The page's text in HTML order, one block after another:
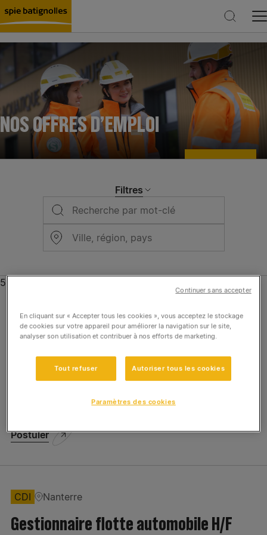
Rechercher
NOS OFFRES D’EMPLOI
Filtres
Aménagement Paysager
Groupe ETPO
Siège
Travaux publics
Familles de métier
Achats
536 offres
Contrat d'alternance (pro, apprentissage) Antony
Alternance – Assistant Administratif
(Travaux) H/F – Spie batignolles
Créatis
Construction Ile de France
Postuler
CDI Nanterre
Gestionnaire flotte automobile H/F
En cliquant sur « Accepter tous les cookies », vous acceptez le stockage
de cookies sur votre appareil pour améliorer la navigation sur le site,
analyser son utilisation et contribuer à nos efforts de marketing.
Tout refuser Autoriser tous les cookies
Paramètres des cookies
Continuer sans accepter